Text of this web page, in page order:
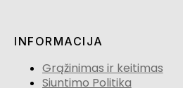
INFORMACIJA
Grąžinimas ir keitimas
Siuntimo Politika